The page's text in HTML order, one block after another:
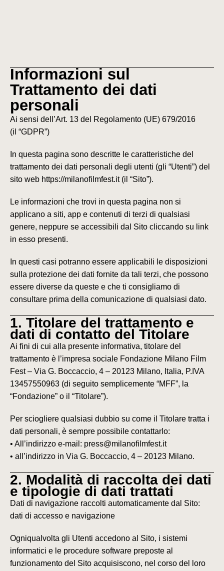
Informazioni sul
Trattamento dei dati
personali
Ai sensi dell’Art. 13 del Regolamento (UE) 679/2016
(il “GDPR”)
In questa pagina sono descritte le caratteristiche del
trattamento dei dati personali degli utenti (gli “Utenti”) del
sito web https://milanofilmfest.it (il “Sito”).
Le informazioni che trovi in questa pagina non si
applicano a siti, app e contenuti di terzi di qualsiasi
genere, neppure se accessibili dal Sito cliccando su link
in esso presenti.
In questi casi potranno essere applicabili le disposizioni
sulla protezione dei dati fornite da tali terzi, che possono
essere diverse da queste e che ti consigliamo di
consultare prima della comunicazione di qualsiasi dato.
1. Titolare del trattamento e
dati di contatto del Titolare
Ai fini di cui alla presente informativa, titolare del
trattamento è l’impresa sociale Fondazione Milano Film
Fest – Via G. Boccaccio, 4 – 20123 Milano, Italia, P.IVA
13457550963 (di seguito semplicemente “MFF”, la
“Fondazione” o il “Titolare”).
Per sciogliere qualsiasi dubbio su come il Titolare tratta i
dati personali, è sempre possibile contattarlo:
• All’indirizzo e-mail: press@milanofilmfest.it
• all’indirizzo in Via G. Boccaccio, 4 – 20123 Milano.
2. Modalità di raccolta dei dati
e tipologie di dati trattati
Dati di navigazione raccolti automaticamente dal Sito:
dati di accesso e navigazione
Ogniqualvolta gli Utenti accedono al Sito, i sistemi
informatici e le procedure software preposte al
funzionamento del Sito acquisiscono, nel corso del loro